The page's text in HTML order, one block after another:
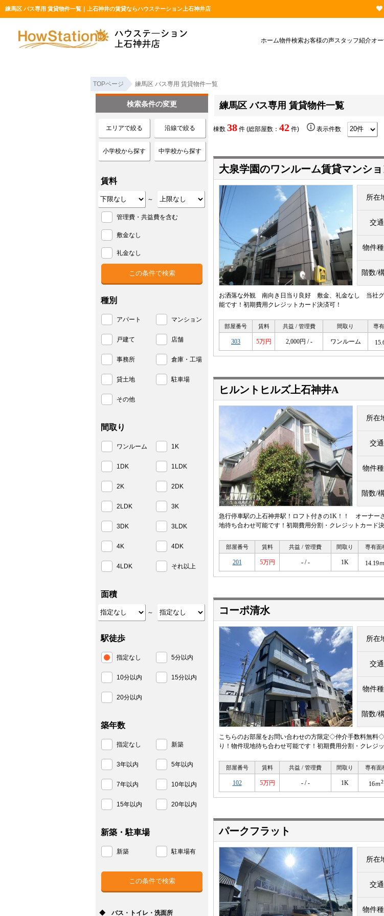
練馬区 バス専用 賃貸物件一覧｜上石神井の賃貸ならハウステーション上石神井店
ホーム物件検索お客様の声スタッフ紹介オ
TOPページ 練馬区 バス専用 賃貸物件一覧
練馬区 バス専用 賃貸物件一覧
棟数 38 件 (総部屋数： 42 件) 表示件数
大泉学園のワンルーム賃貸マンシ
所在
交通
物件
階数/
お洒落な外観 南向き日当り良好 敷金、礼金なし 当社グ
能です！初期費用クレジットカード決済可！
部屋番号 賃料 共益 / 管理費 間取り 専
303 5万円 2,000円 / - ワンルーム
ヒルントヒルズ上石神井A
所在
交通
物件
階数/
急行停車駅の上石神井駅！ロフト付きの1K！！ オーナー
地待ち合わせ可能です！初期費用分割・クレジットカード決
部屋番号 賃料 共益 / 管理費 間取り 専有面
201 5万円 - / - 1K 14.19ｍ
コーポ清水
所在
交通
物件
階数/
こちらのお部屋をお問い合わせの方限定◇仲介手数料無
り！物件現地待ち合わせ可能です！初期費用分割・クレジ
部屋番号 賃料 共益 / 管理費 間取り 専有面
102 5万円 - / - 1K 16ｍ2
パークフラット
所在
交通
物件
検索条件の変更
エリアで絞る 沿線で絞る
小学校から探す 中学校から探す
賃料
～
管理費・共益費を含む
敷金なし
礼金なし
種別
アパート マンション
戸建て 店舗
事務所 倉庫・工場
貸土地 駐車場
その他
間取り
ワンルーム 1K
1DK 1LDK
2K 2DK
2LDK 3K
3DK 3LDK
4K 4DK
4LDK それ以上
面積
～
駅徒歩
指定なし 5分以内
10分以内 15分以内
20分以内
築年数
指定なし 新築
3年以内 5年以内
7年以内 10年以内
15年以内 20年以内
新築・駐車場
新築 駐車場有
◆ バス・トイレ・洗面所